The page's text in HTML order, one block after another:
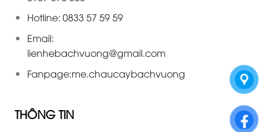
Hotline: 0833 57 59 59
Email:
lienhebachvuong@gmail.com
Fanpage:me.chaucaybachvuong
THÔNG TIN